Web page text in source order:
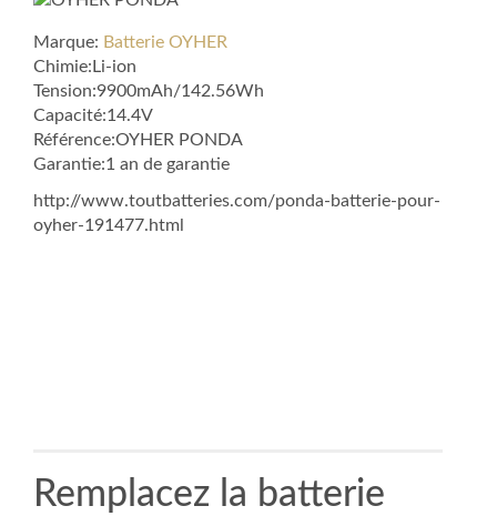
Marque: Batterie OYHER
Chimie:Li-ion
Tension:9900mAh/142.56Wh
Capacité:14.4V
Référence:OYHER PONDA
Garantie:1 an de garantie
http://www.toutbatteries.com/ponda-batterie-pour-
oyher-191477.html
Remplacez la batterie